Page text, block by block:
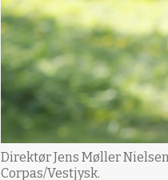
Direktør Jens Møller
Corpas/Vestjysk.